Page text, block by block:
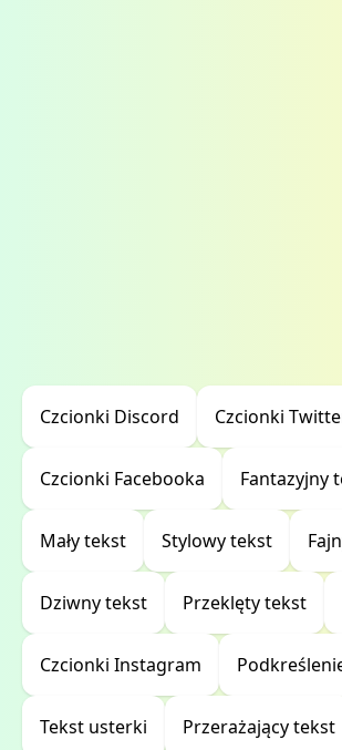
Czcionki Discord Czcionki
Czcionki Facebooka Fantazyjny
Mały tekst Stylowy tekst
Dziwny tekst Przeklęty tekst
Czcionki Instagram
Tekst usterki Przerażający tekst